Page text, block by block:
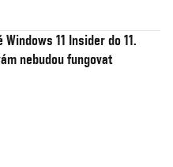
11 Insider do 11.
nebudou fungovat